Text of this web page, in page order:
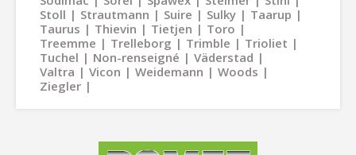
Stoll
Strautmann Suire Sulky
Taarup
Taurus
Thievin Tietjen
Toro
Treemme
Trelleborg Trimble
Trioliet
Tuchel
Non-renseigné
Väderstad
Valtra
Vicon Weidemann
Woods
Ziegler